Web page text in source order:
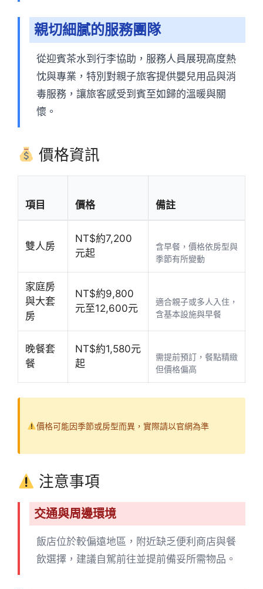
親切細膩的服務團隊
從迎賓茶水到行李協助，服務人員展現高度熱
忱與專業，特別對親子旅客提供嬰兒用品與消
毒服務，讓旅客感受到賓至如歸的溫暖與關
懷。
價格資訊
項目 價格 備註
雙人房
NT$約7,200
元起
含早餐，價格依房型與
季節有所變動
家庭房
與大套
房
NT$約9,800
元至12,600元
適合親子或多人入住，
含基本設施與早餐
晚餐套
餐
NT$約1,580元
起
需提前預訂，餐點精緻
但價格偏高
價格可能因季節或房型而異，實際請以官網為準
注意事項
交通與周邊環境
飯店位於較偏遠地區，附近缺乏便利商店與餐
飲選擇，建議自駕前往並提前備妥所需物品。